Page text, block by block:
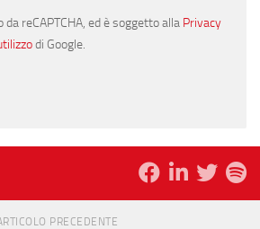
reCAPTCHA, ed è soggetto alla Privacy
di Google.
PRECEDENTE